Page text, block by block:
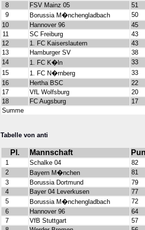
8 FSV Mainz 05
51
9
Borussia M�nchengladbach
50
10
Hannover 96
45
11
SC Freiburg
43
12
1. FC Kaiserslautern
43
13
Hamburger SV
38
14
1. FC K�ln
33
15
1. FC N�rnberg
33
16
Hertha BSC
22
17
VfL Wolfsburg
20
18
FC Augsburg
17
Summe
Tabelle von anti
Pl. Mannschaft
1 Schalke 04
82
2
Bayern M�nchen
81
3
Borussia Dortmund
79
4
Bayer 04 Leverkusen
77
5
Borussia M�nchengladbach
72
6
Hannover 96
64
7
VfB Stuttgart
57